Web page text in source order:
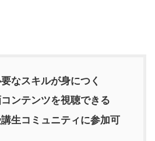
要なスキルが身につく
ンテンツを視聴できる
生コミュニティに参加可